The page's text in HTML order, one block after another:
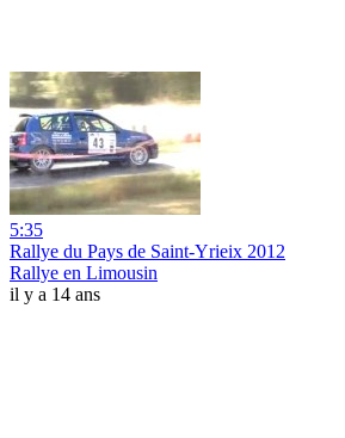
5:35
Rallye du Pays de Saint-Yrieix 2012
Rallye en Limousin
il y a 14 ans